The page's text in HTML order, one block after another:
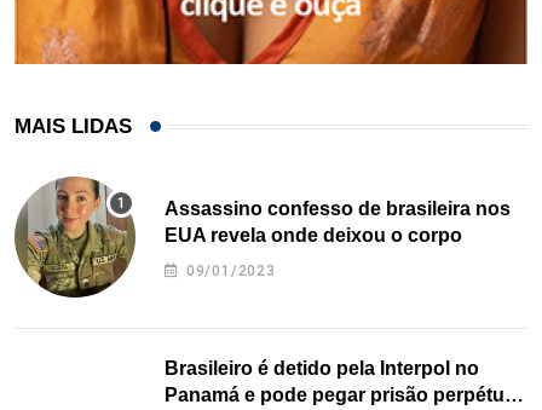
MAIS LIDAS
Assassino confesso de brasileira nos
EUA revela onde deixou o corpo
09/01/2023
Brasileiro é detido pela Interpol no
Panamá e pode pegar prisão perpétua